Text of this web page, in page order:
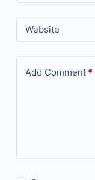
Website
Add Comment*